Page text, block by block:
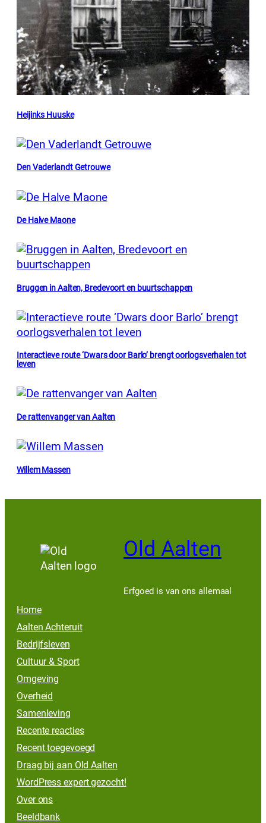
Heijinks Huuske
Den Vaderlandt Getrouwe
De Halve Maone
Bruggen in Aalten, Bredevoort en buurtschappen
Interactieve route ‘Dwars door Barlo’ brengt oorlogsverhalen tot
leven
De rattenvanger van Aalten
Willem Massen
Old Aalten
Erfgoed is van ons allemaal
Home
Aalten Achteruit
Bedrijfsleven
Cultuur & Sport
Omgeving
Overheid
Samenleving
Recente reacties
Recent toegevoegd
Draag bij aan Old Aalten
WordPress expert gezocht!
Over ons
Beeldbank